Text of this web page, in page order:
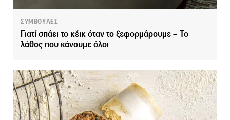
ΣΥΜΒΟΥΛΕΣ
Γιατί σπάει το κέικ όταν το ξεφορμάρουμε – Το
λάθος που κάνουμε όλοι